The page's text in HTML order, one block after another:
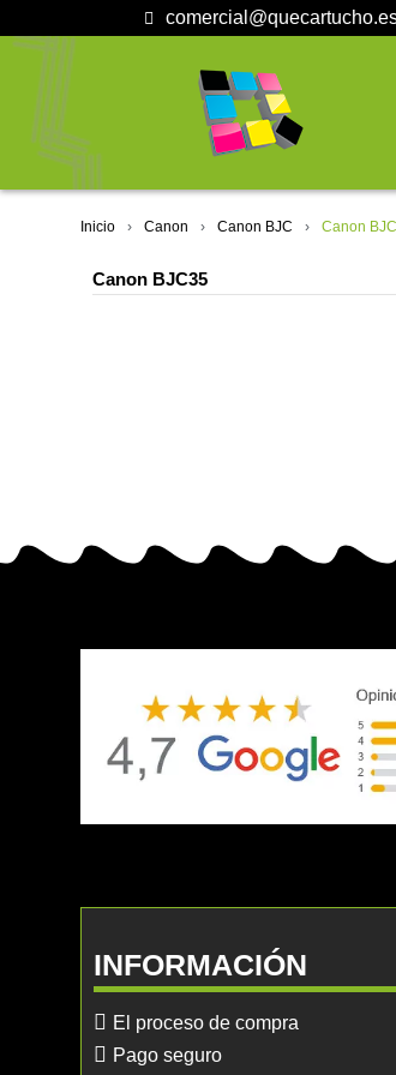
Inicio Canon Canon BJC Canon
Canon BJC35
INFORMACIÓN
El proceso de compra
Pago seguro